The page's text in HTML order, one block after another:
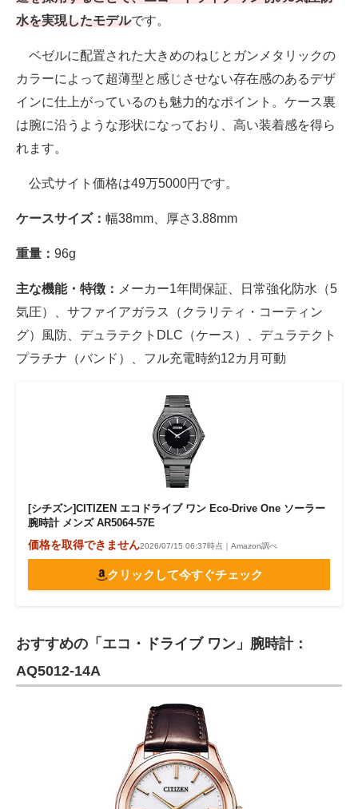
水を実現したモデルです。
ベゼルに配置された大きめのねじとガンメタリックの
カラーによって超薄型と感じさせない存在感のあるデザ
インに仕上がっているのも魅力的なポイント。ケース裏
は腕に沿うような形状になっており、高い装着感を得ら
れます。
公式サイト価格は49万5000円です。
ケースサイズ： 幅38mm、厚さ3.88mm
重量： 96g
主な機能・特徴： メーカー1年間保証、日常強化防水（5
気圧）、サファイアガラス（クラリティ・コーティン
グ）風防、デュラテクトDLC（ケース）、デュラテクト
プラチナ（バンド）、フル充電時約12カ月可動
[シチズン]CITIZEN エコドライブ ワン Eco-Drive One ソーラー
腕時計 メンズ AR5064-57E
価格を取得できません2026/07/15 06:37時点｜Amazon調べ
クリックして今すぐチェック
おすすめの「エコ・ドライブ ワン」腕時計：
AQ5012-14A